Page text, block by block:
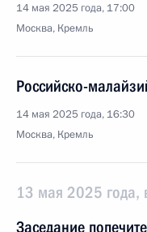
14 мая 2025 года, 17:00
Москва, Кремль
Российско-
14 мая 2025 года, 16:30
Москва, Кремль
13 мая 2025 года,
Заседание